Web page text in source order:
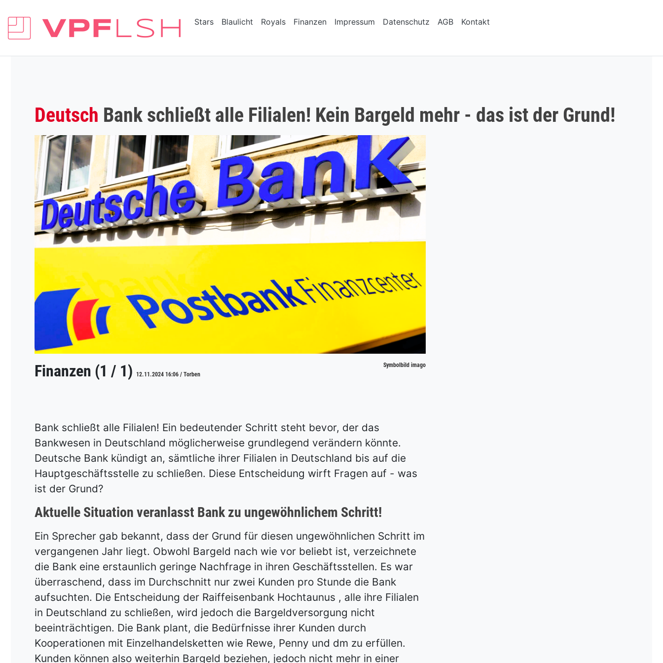
Stars Blaulicht Royals Finanzen Impressum Datenschutz AGB Kontakt
Deutsch Bank schließt alle Filialen! Kein Bargeld mehr - das ist der Grund!
Finanzen (1 / 1) 12.11.2024 16:06 / Torben
Symbolbild imago
Bank schließt alle Filialen! Ein bedeutender Schritt steht bevor, der das
Bankwesen in Deutschland möglicherweise grundlegend verändern könnte.
Deutsche Bank kündigt an, sämtliche ihrer Filialen in Deutschland bis auf die
Hauptgeschäftsstelle zu schließen. Diese Entscheidung wirft Fragen auf - was
ist der Grund?
Aktuelle Situation veranlasst Bank zu ungewöhnlichem Schritt!
Ein Sprecher gab bekannt, dass der Grund für diesen ungewöhnlichen Schritt im
vergangenen Jahr liegt. Obwohl Bargeld nach wie vor beliebt ist, verzeichnete
die Bank eine erstaunlich geringe Nachfrage in ihren Geschäftsstellen. Es war
überraschend, dass im Durchschnitt nur zwei Kunden pro Stunde die Bank
aufsuchten. Die Entscheidung der Raiffeisenbank Hochtaunus , alle ihre Filialen
in Deutschland zu schließen, wird jedoch die Bargeldversorgung nicht
beeinträchtigen. Die Bank plant, die Bedürfnisse ihrer Kunden durch
Kooperationen mit Einzelhandelsketten wie Rewe, Penny und dm zu erfüllen.
Kunden können also weiterhin Bargeld beziehen, jedoch nicht mehr in einer